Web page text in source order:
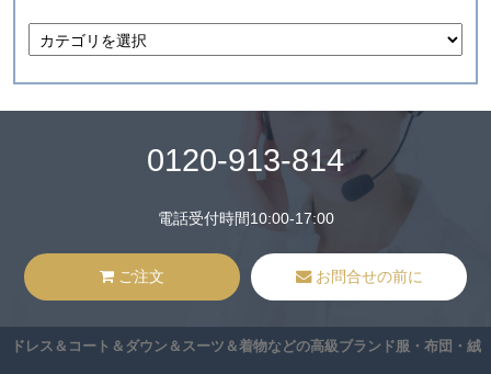
0120-913-814
電話受付時間10:00-17:00
ご注文 お問合せの前に
ドレス＆コート＆ダウン＆スーツ＆着物などの高級ブランド服・布団・絨